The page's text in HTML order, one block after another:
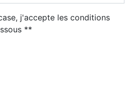
j'accepte les conditions
**